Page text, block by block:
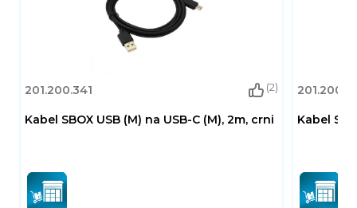
201.200.341 (2)
Kabel SBOX USB (M) na USB-C (M), 2m, crni Kabel